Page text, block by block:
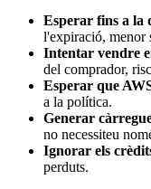
Esperar fins a la
l'expiració, menor
Intentar vendre
del comprador,
Esperar que
a la política.
Generar
no necessiteu
Ignorar els
perduts.